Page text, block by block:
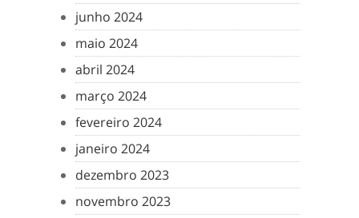
junho 2024
maio 2024
abril 2024
março 2024
fevereiro 2024
janeiro 2024
dezembro 2023
novembro 2023